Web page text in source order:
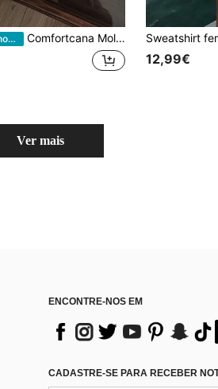
EU Warehouse Comfortcana Moletom feminino casual minimalista com letras e estampa de leopardo, adequado para outono/inverno
12,99€
Ver mais
ENCONTRE-NOS EM
CADASTRE-SE PARA RECEBER